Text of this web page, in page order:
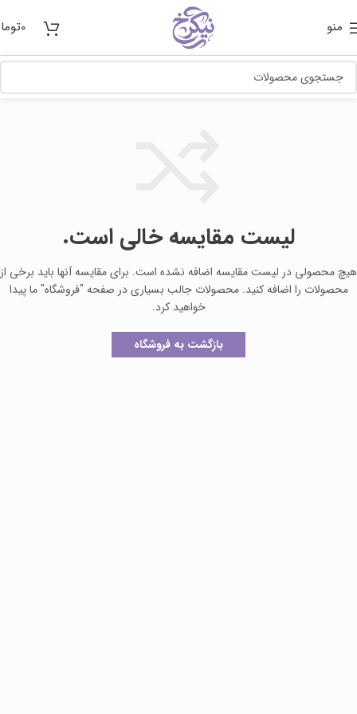
منو 0
لیست مقایسه خالی است.
هیچ محصولی در لیست مقایسه اضافه نشده است. برای مقایسه آنها باید برخی از
محصولات را اضافه کنید.محصولات جالب بسیاری در صفحه "فروشگاه" ما پیدا
خواهید کرد.
بازگشت به فروشگاه